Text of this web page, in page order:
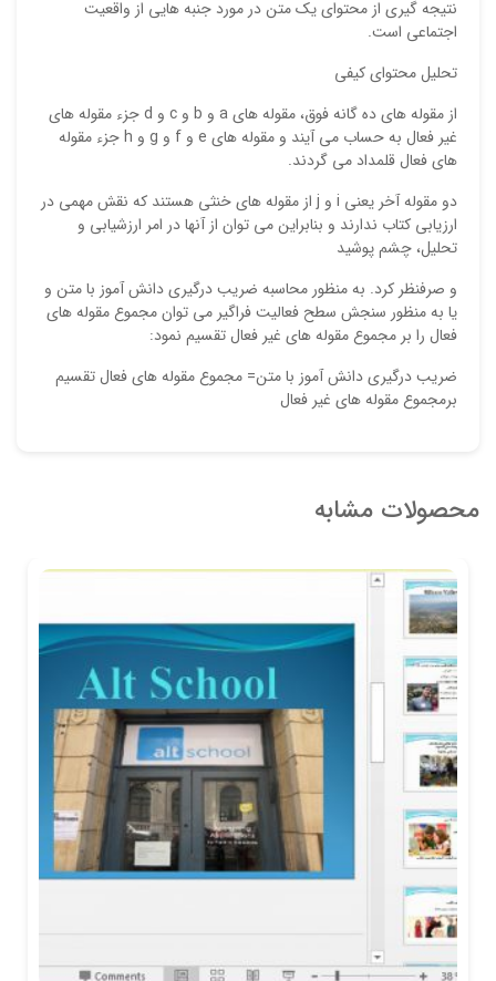
نتیجه گیری از محتوای یک متن در مورد جنبه هایی از واقعیت
اجتماعی است.
تحلیل محتوای کیفی
از مقوله های ده گانه فوق، مقوله های a و b و c و d جزء مقوله های
غیر فعال به حساب می آیند و مقوله های e و f و g و h جزء مقوله
های فعال قلمداد می گردند.
دو مقوله آخر یعنی i و j از مقوله های خنثی هستند که نقش مهمی در
ارزیابی کتاب ندارند و بنابراین می توان از آنها در امر ارزشیابی و
تحلیل، چشم پوشید
و صرفنظر کرد. به منظور محاسبه ضریب درگیری دانش آموز با متن و
یا به منظور سنجش سطح فعالیت فراگیر می توان مجموع مقوله های
فعال را بر مجموع مقوله های غیر فعال تقسیم نمود:
ضریب درگیری دانش آموز با متن= مجموع مقوله های فعال تقسیم
برمجموع مقوله های غیر فعال
محصولات مشابه